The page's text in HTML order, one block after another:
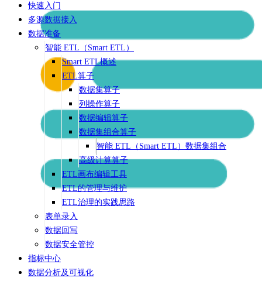
快速入门
多源数据接入
数据准备
智能 ETL（Smart ETL）
Smart ETL概述
ETL算子
数据集算子
列操作算子
数据编辑算子
数据集组合算子
智能 ETL（Smart ETL）数据集组合
高级计算算子
ETL画布编辑工具
ETL的管理与维护
ETL治理的实践思路
表单录入
数据回写
数据安全管控
指标中心
数据分析及可视化